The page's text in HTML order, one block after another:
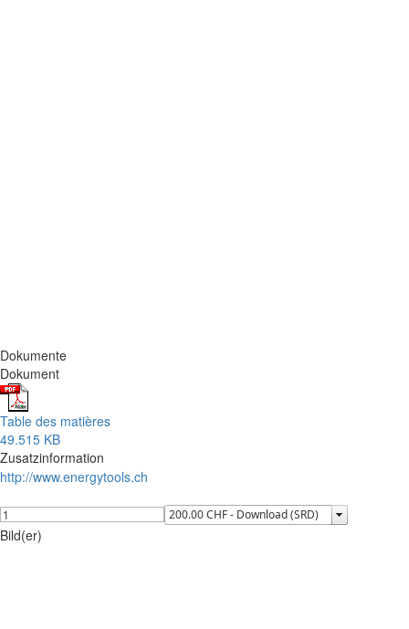
Dokumente
Dokument
Table des matières
49.515 KB
Zusatzinformation
http://www.energytools.ch
Bild(er)